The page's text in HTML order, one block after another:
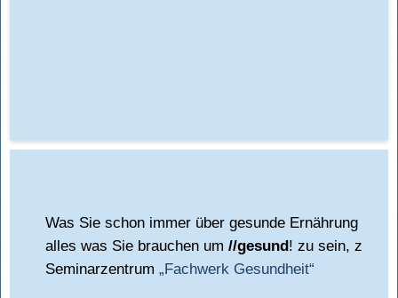
Was Sie schon immer über gesunde Ernährung
alles was Sie brauchen um//gesund! zu sein, zu
Seminarzentrum„Fachwerk Gesundheit“